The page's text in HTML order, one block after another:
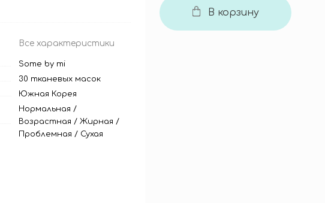
Все характеристики
Some by mi
30 тканевых масок
Южная Корея
Нормальная /
Возрастная / Жирная /
Проблемная / Сухая
В корзину